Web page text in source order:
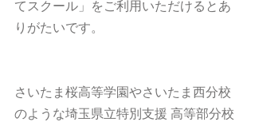
てスクール」をご利用いただけるとあ
りがたいです。
さいたま桜高等学園やさいたま西分校
のような埼玉県立特別支援 高等部分校